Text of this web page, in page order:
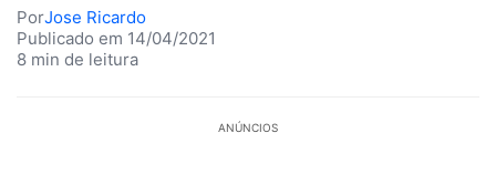
PorJose Ricardo
Publicado em 14/04/2021
8 min de leitura
ANÚNCIOS